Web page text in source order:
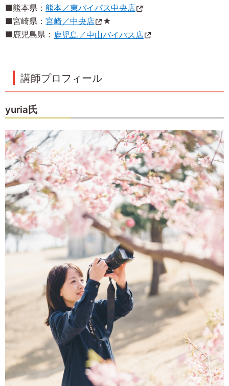
■熊本県： 熊本／東バイパス中央店
■宮崎県： 宮崎／中央店
★
■鹿児島県： 鹿児島／中山バイパス店
講師プロフィール
yuria氏